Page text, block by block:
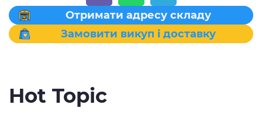
Отримати адресу складу
Замовити викуп і доставку
Hot Topic